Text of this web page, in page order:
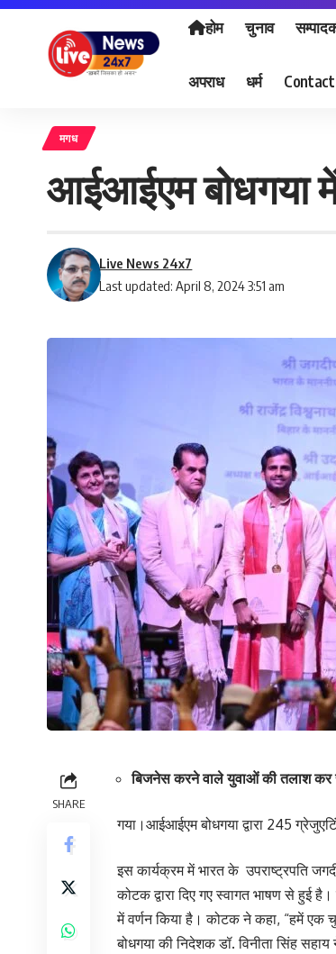
होम चुनाव
अपराध धर्म Contact
मगध
आईआईएम बोधगया में
Last updated: April 8, 2024 3:51 am
Live News 24x7
SHARE
बिजनेस करने वाले युवाओं की तलाश कर
गया।आईआईएम बोधगया द्वारा 245
इस कार्यक्रम में भारत के उपराष्ट्रपति
कोटक द्वारा दिए गए स्वागत भाषण से हुई
में वर्णन किया है। कोटक ने कहा, “हमें एक
बोधगया की निदेशक डॉ. विनीता सिंह